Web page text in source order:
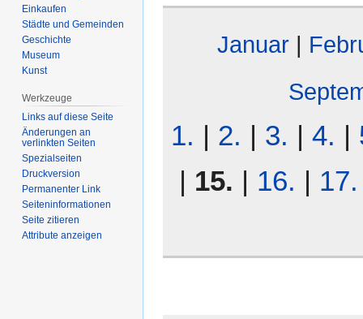
Januar |
1. | 2. | 3. | 4. |
| 15. | 16. | 17.
Einkaufen
Städte und Gemeinden
Geschichte
Museum
Kunst
Werkzeuge
Links auf diese Seite
Änderungen an
verlinkten Seiten
Spezialseiten
Druckversion
Permanenter Link
Seiten­­informationen
Seite zitieren
Attribute anzeigen